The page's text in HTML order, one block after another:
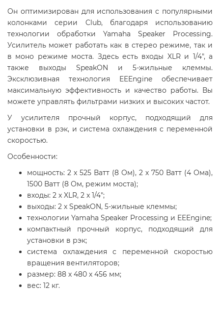
Он оптимизирован для использования с популярными
колонками серии Club, благодаря использованию
технологии обработки Yamaha Speaker Processing.
Усилитель может работать как в стерео режиме, так и
в моно режиме моста. Здесь есть входы XLR и 1/4", а
также выходы SpeakON и 5-жильные клеммы.
Эксклюзивная технология EEEngine обеспечивает
максимальную эффективность и качество работы. Вы
можете управлять фильтрами низких и высоких частот.
У усилителя прочный корпус, подходящий для
установки в рэк, и система охлаждения с переменной
скоростью.
Особенности:
мощность: 2 x 525 Ватт (8 Ом), 2 х 750 Ватт (4 Ома),
1500 Ватт (8 Ом, режим моста);
входы: 2 x XLR, 2 x 1/4";
выходы: 2 x SpeakON, 5-жильные клеммы;
технологии Yamaha Speaker Processing и EEEngine;
компактный прочный корпус, подходящий для
установки в рэк;
система охлаждения с переменной скоростью
вращения вентиляторов;
размер: 88 х 480 х 456 мм;
вес: 12 кг.